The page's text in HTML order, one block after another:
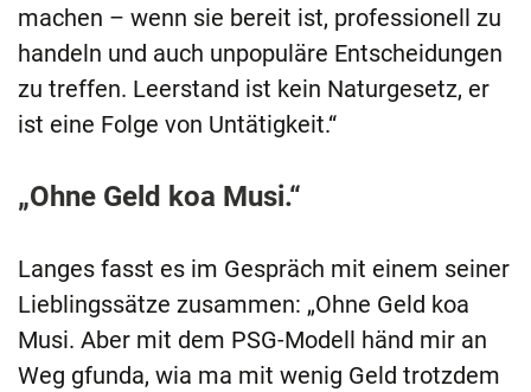
machen – wenn sie bereit ist, professionell zu
handeln und auch unpopuläre Entscheidungen
zu treffen. Leerstand ist kein Naturgesetz, er
ist eine Folge von Untätigkeit.“
„Ohne Geld koa Musi.“
Langes fasst es im Gespräch mit einem seiner
Lieblingssätze zusammen: „Ohne Geld koa
Musi. Aber mit dem PSG-Modell händ mir an
Weg gfunda, wia ma mit wenig Geld trotzdem